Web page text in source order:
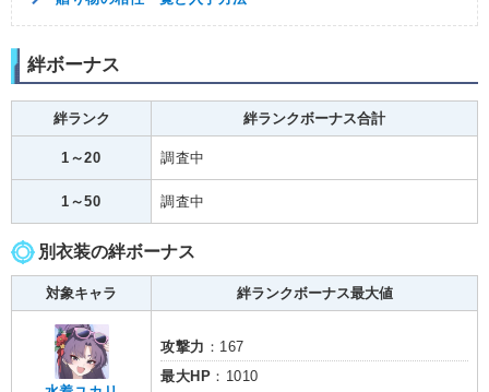
絆ボーナス
絆ランク 絆ランクボーナス合計
1～20 調査中
1～50 調査中
別衣装の絆ボーナス
対象キャラ 絆ランクボーナス最大値
攻撃力 ：167
最大HP ：1010